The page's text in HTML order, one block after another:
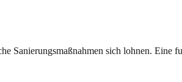
Sanierungsmaßnahmen sich lohnen. Eine